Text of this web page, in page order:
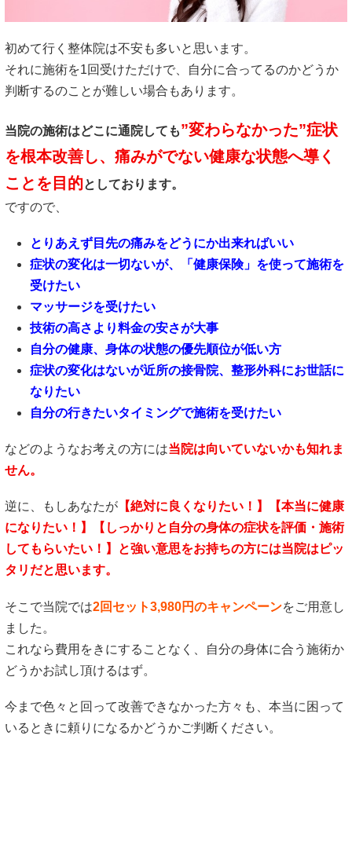
初めて行く整体院は不安も多いと思います。
それに施術を1回受けただけで、自分に合ってるのかどうか
判断するのことが難しい場合もあります。
当院の施術はどこに通院しても”変わらなかった”症状
を根本改善し、痛みがでない健康な状態へ導く
ことを目的としております。
ですので、
とりあえず目先の痛みをどうにか出来ればいい
症状の変化は一切ないが、「健康保険」を使って施術を
受けたい
マッサージを受けたい
技術の高さより料金の安さが大事
自分の健康、身体の状態の優先順位が低い方
症状の変化はないが近所の接骨院、整形外科にお世話に
なりたい
自分の行きたいタイミングで施術を受けたい
などのようなお考えの方には当院は向いていないかも知れま
せん。
逆に、もしあなたが 【絶対に良くなりたい！】【本当に健康
になりたい！】
【しっかりと自分の身体の症状を評価・施術
してもらいたい！】と強い意思をお持ちの方には当院はピッ
タリだと思います。
そこで当院では2回セット3,980円のキャンペーンをご用意し
ました。
これなら費用をきにすることなく、自分の身体に合う施術か
どうかお試し頂けるはず。
今まで色々と回って改善できなかった方々も、本当に困って
いるときに頼りになるかどうかご判断ください。